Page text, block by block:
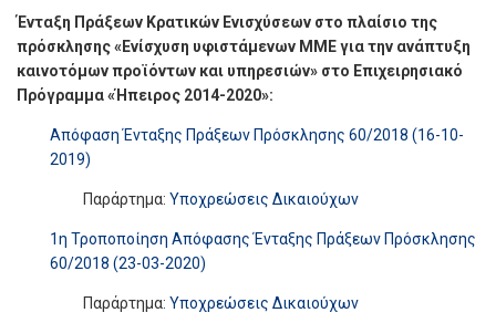
Ένταξη Πράξεων Κρατικών Ενισχύσεων στο πλαίσιο της
πρόσκλησης «Ενίσχυση υφιστάμενων ΜΜΕ για την ανάπτυξη
καινοτόμων προϊόντων και υπηρεσιών» στο Επιχειρησιακό
Πρόγραμμα «Ήπειρος 2014-2020»:
Απόφαση Ένταξης Πράξεων Πρόσκλησης 60/2018 (16-10-
2019)
Παράρτημα: Υποχρεώσεις Δικαιούχων
1η Τροποποίηση Απόφασης Ένταξης Πράξεων Πρόσκλησης
60/2018 (23-03-2020)
Παράρτημα: Υποχρεώσεις Δικαιούχων